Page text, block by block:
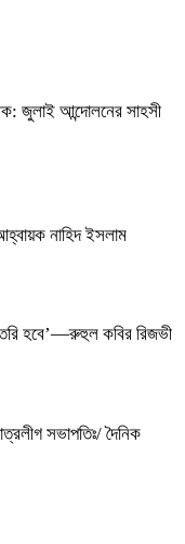
জুলাই আন্দোলনের সাহসী
নাহিদ ইসলাম
হবে’—রুহুল কবির রিজভী
সভাপতিঃ/ দৈনিক